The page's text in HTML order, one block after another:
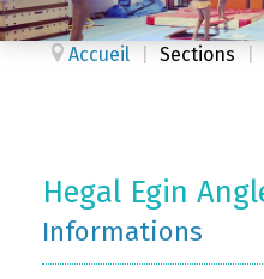
Accueil Sections
Hegal Egin
Informations